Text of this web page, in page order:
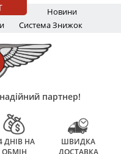
Новини
Система Знижок
партнер!
ДНІВ НА
ОБМІН
ШВИДКА
ДОСТАВКА